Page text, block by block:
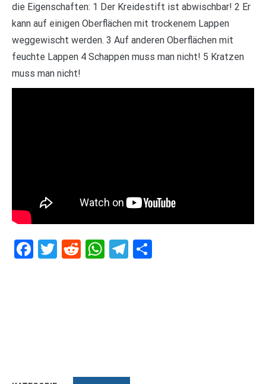
die Eigenschaften: 1 Der Kreidestift ist abwischbar! 2 Er
kann auf einigen Oberflächen mit trockenem Lappen
weggewischt werden. 3 Auf anderen Oberflächen mit
feuchte Lappen 4 Schappen muss man nicht! 5 Kratzen
muss man nicht!
Facebook
Twitter
RedditWhatsApp
Telegram